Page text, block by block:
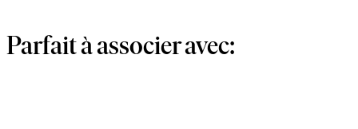
Parfait à associer avec: